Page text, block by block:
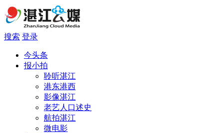
搜索 登录
今头条
报小拍
聆听湛江
港东港西
影像湛江
老艺人口述史
航拍湛江
微电影